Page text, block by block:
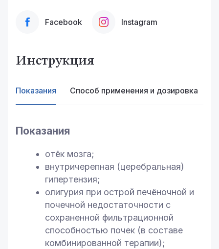
Facebook Instagram
Инструкция
Показания Способ применения и дозировка
Показания
отёк мозга;
внутричерепная (церебральная)
гипертензия;
олигурия при острой печёночной и
почечной недостаточности с
сохраненной фильтрационной
способностью почек (в составе
комбинированной терапии);